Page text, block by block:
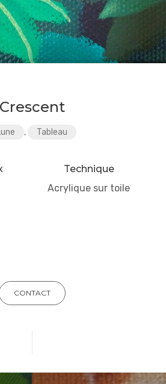
Crescent
, Tableau
Technique
Acrylique sur toile
CONTACT